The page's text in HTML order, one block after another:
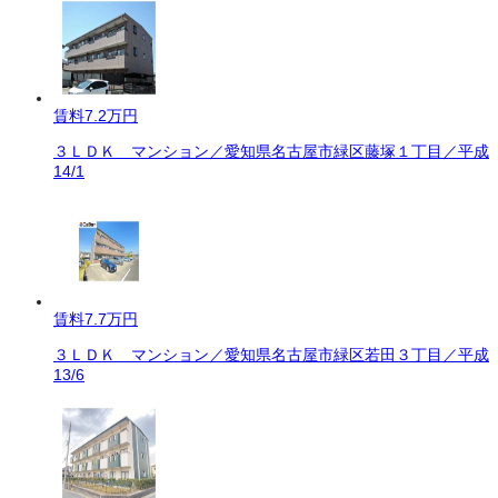
賃料7.2万円
３ＬＤＫ マンション／愛知県名古屋市緑区藤塚１丁目／平成
14/1
賃料7.7万円
３ＬＤＫ マンション／愛知県名古屋市緑区若田３丁目／平成
13/6